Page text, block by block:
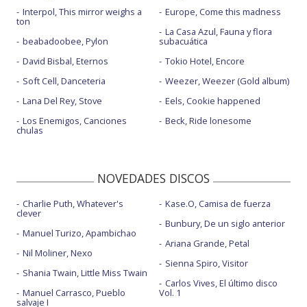
Interpol, This mirror weighs a
ton
beabadoobee, Pylon
David Bisbal, Eternos
Soft Cell, Danceteria
Lana Del Rey, Stove
Los Enemigos, Canciones
chulas
Europe, Come this madness
La Casa Azul, Fauna y flora
subacuática
Tokio Hotel, Encore
Weezer, Weezer (Gold album)
Eels, Cookie happened
Beck, Ride lonesome
NOVEDADES DISCOS
Charlie Puth, Whatever's
clever
Manuel Turizo, Apambichao
Nil Moliner, Nexo
Shania Twain, Little Miss Twain
Manuel Carrasco, Pueblo
salvaje I
Kase.O, Camisa de fuerza
Bunbury, De un siglo anterior
Ariana Grande, Petal
Sienna Spiro, Visitor
Carlos Vives, El último disco
Vol. 1